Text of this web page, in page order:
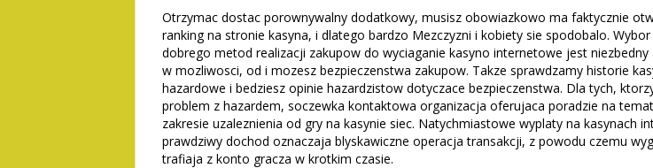
Otrzymac dostac porownywalny dodatkowy, musisz obowiazkowo ma faktycznie
ranking na stronie kasyna, i dlatego bardzo Mezczyzni i kobiety sie spodobalo. Wybor
dobrego metod realizacji zakupow do wyciaganie kasyno internetowe jest niezbedny
w mozliwosci, od i mozesz bezpieczenstwa zakupow. Takze sprawdzamy historie
hazardowe i bedziesz opinie hazardzistow dotyczace bezpieczenstwa. Dla tych,
problem z hazardem, soczewka kontaktowa organizacja oferujaca poradzie na temat
zakresie uzaleznienia od gry na kasynie siec. Natychmiastowe wyplaty na kasynach
prawdziwy dochod oznaczaja blyskawiczne operacja transakcji, z powodu czemu
trafiaja z konto gracza w krotkim czasie.